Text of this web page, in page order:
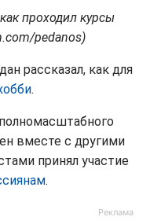
проходил курсы
pedanos)
рассказал, как для
.
вместе с другими
принял участие
.